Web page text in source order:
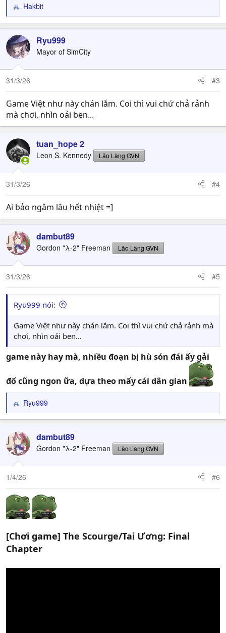
R
e
c
t
i
o
n
s
Hakbit
Ryu999
Mayor of SimCity
31/3/26 #3
Game Việt như này chán lắm. Coi thì vui chứ chả rảnh
mà chơi, nhìn oải ben...
tuan_hope 2
Leon S. Kennedy Lão Làng GVN
31/3/26 #4
Ai bảo ngâm lâu hết nhiệt =]
dambut89
Gordon "λ-2" Freeman Lão Làng GVN
31/3/26 #5
Ryu999 nói:
Game Việt như này chán lắm. Coi thì vui chứ chả rảnh mà
chơi, nhìn oải ben...
game này hay mà, nhiều đoạn bị hù són đái ấy gải
đố cũng ngon ữa, dựa theo mấy cái dân gian
R
e
c
t
i
o
n
s
:
Ryu999
dambut89
Gordon "λ-2" Freeman Lão Làng GVN
1/4/26 #6
[Chơi game] The Scourge/Tai Ương: Final
Chapter